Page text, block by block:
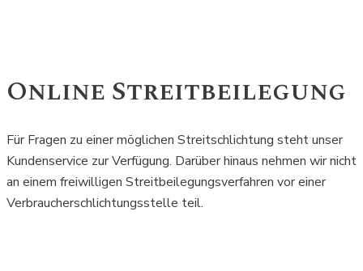
Online Streitbeilegung
Für Fragen zu einer möglichen Streitschlichtung steht unser
Kundenservice zur Verfügung. Darüber hinaus nehmen wir nicht
an einem freiwilligen Streitbeilegungsverfahren vor einer
Verbraucherschlichtungsstelle teil.